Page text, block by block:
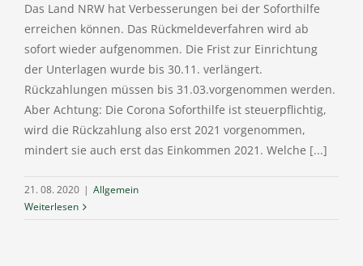
Das Land NRW hat Verbesserungen bei der Soforthilfe
erreichen können. Das Rückmeldeverfahren wird ab
sofort wieder aufgenommen. Die Frist zur Einrichtung
der Unterlagen wurde bis 30.11. verlängert.
Rückzahlungen müssen bis 31.03.vorgenommen werden.
Aber Achtung: Die Corona Soforthilfe ist steuerpflichtig,
wird die Rückzahlung also erst 2021 vorgenommen,
mindert sie auch erst das Einkommen 2021. Welche [...]
21. 08. 2020 | Allgemein
Weiterlesen